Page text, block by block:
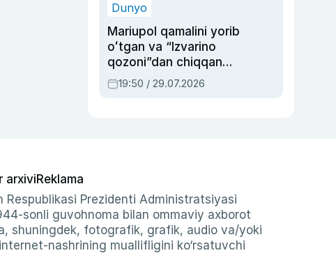
Dunyo
Mariupol qamalini yorib
oʻtgan va “Izvarino
qozoni”dan chiqqan
qahramon — Ukraina
armiyasi bosh
19:50 / 29.07.2026
arxiviReklama
Respublikasi Prezidenti Administratsiyasi
sonli guvohnoma bilan ommaviy axborot
shuningdek, fotografik, grafik, audio va/yoki
nashrining muallifligini ko‘rsatuvchi